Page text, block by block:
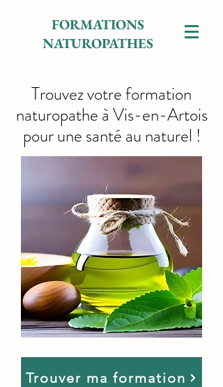
FORMATIONS
NATUROPATHES
Trouvez votre formation
naturopathe à Vis-en-Artois
pour une santé au naturel !
Trouver ma formation